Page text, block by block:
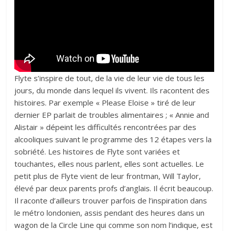
Flyte s’inspire de tout, de la vie de leur vie de tous les
jours, du monde dans lequel ils vivent. Ils racontent des
histoires. Par exemple « Please Eloise » tiré de leur
dernier EP parlait de troubles alimentaires ; « Annie and
Alistair » dépeint les difficultés rencontrées par des
alcooliques suivant le programme des 12 étapes vers la
sobriété. Les histoires de Flyte sont variées et
touchantes, elles nous parlent, elles sont actuelles. Le
petit plus de Flyte vient de leur frontman, Will Taylor,
élevé par deux parents profs d’anglais. Il écrit beaucoup.
Il raconte d’ailleurs trouver parfois de l’inspiration dans
le métro londonien, assis pendant des heures dans un
wagon de la Circle Line qui comme son nom l’indique, est